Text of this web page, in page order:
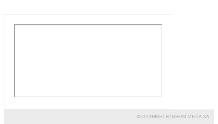
© COPYRIGHT BY GREMI MEDIA SA